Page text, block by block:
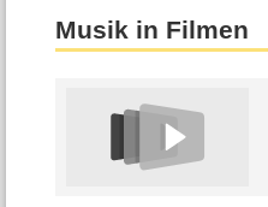
Musik in Filmen